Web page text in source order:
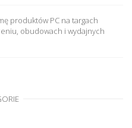
produktów PC na targach
obudowach i wydajnych